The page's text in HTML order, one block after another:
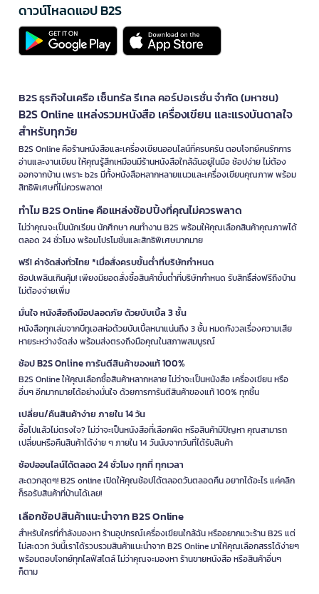
ดาวน์โหลดแอป B2S
B2S ธุรกิจในเครือ เซ็นทรัล รีเทล คอร์ปอเรชั่น จำกัด (มหาชน)
B2S Online แหล่งรวมหนังสือ เครื่องเขียน และแรงบันดาลใจ
สำหรับทุกวัย
B2S Online คือร้านหนังสือและเครื่องเขียนออนไลน์ที่ครบครัน ตอบโจทย์คนรักการ
อ่านและงานเขียน ให้คุณรู้สึกเหมือนมีร้านหนังสือใกล้ฉันอยู่ในมือ ช้อปง่าย ไม่ต้อง
ออกจากบ้าน เพราะ b2s มีทั้งหนังสือหลากหลายแนวและเครื่องเขียนคุณภาพ พร้อม
สิทธิพิเศษที่ไม่ควรพลาด!
ทำไม B2S Online คือแหล่งช้อปปิ้งที่คุณไม่ควรพลาด
ไม่ว่าคุณจะเป็นนักเรียน นักศึกษา คนทำงาน B2S พร้อมให้คุณเลือกสินค้าคุณภาพได้
ตลอด 24 ชั่วโมง พร้อมโปรโมชั่นและสิทธิพิเศษมากมาย
ฟรี! ค่าจัดส่งทั่วไทย *เมื่อสั่งครบขั้นต่ำที่บริษัทกำหนด
ช้อปเพลินเกินคุ้ม! เพียงมียอดสั่งซื้อสินค้าขั้นต่ำที่บริษัทกำหนด รับสิทธิ์ส่งฟรีถึงบ้าน
ไม่ต้องจ่ายเพิ่ม
มั่นใจ หนังสือถึงมือปลอดภัย ด้วยบับเบิ้ล 3 ชั้น
หนังสือทุกเล่มจากบีทูเอสห่อด้วยบับเบิ้ลหนาแน่นถึง 3 ชั้น หมดกังวลเรื่องความเสีย
หายระหว่างจัดส่ง พร้อมส่งตรงถึงมือคุณในสภาพสมบูรณ์
ช้อป B2S Online การันตีสินค้าของแท้ 100%
B2S Online ให้คุณเลือกซื้อสินค้าหลากหลาย ไม่ว่าจะเป็นหนังสือ เครื่องเขียน หรือ
อื่นๆ อีกมากมายได้อย่างมั่นใจ ด้วยการการันตีสินค้าของแท้ 100% ทุกชิ้น
เปลี่ยน/คืนสินค้าง่าย ภายใน 14 วัน
ซื้อไปแล้วไม่ตรงใจ? ไม่ว่าจะเป็นหนังสือที่เลือกผิด หรือสินค้ามีปัญหา คุณสามารถ
เปลี่ยนหรือคืนสินค้าได้ง่าย ๆ ภายใน 14 วันนับจากวันที่ได้รับสินค้า
ช้อปออนไลน์ได้ตลอด 24 ชั่วโมง ทุกที่ ทุกเวลา
สะดวกสุดๆ! B2S online เปิดให้คุณช้อปได้ตลอดวันตลอดคืน อยากได้อะไร แค่คลิก
ก็รอรับสินค้าที่บ้านได้เลย!
เลือกช้อปสินค้าแนะนำจาก B2S Online
สำหรับใครที่กำลังมองหา ร้านอุปกรณ์เครื่องเขียนใกล้ฉัน หรืออยากแวะร้าน B2S แต่
ไม่สะดวก วันนี้เราได้รวบรวมสินค้าแนะนำจาก B2S Online มาให้คุณเลือกสรรได้ง่ายๆ
พร้อมตอบโจทย์ทุกไลฟ์สไตล์ ไม่ว่าคุณจะมองหา ร้านขายหนังสือ หรือสินค้าอื่นๆ
ก็ตาม